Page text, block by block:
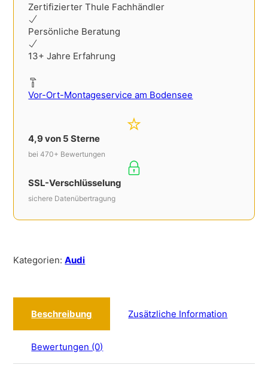
Zertifizierter Thule Fachhändler
Persönliche Beratung
13+ Jahre Erfahrung
Vor-Ort-Montageservice am Bodensee
4,9 von 5 Sterne
bei 470+ Bewertungen
SSL-Verschlüsselung
sichere Datenübertragung
Kategorien:Audi
Beschreibung Zusätzliche Information
Bewertungen (0)